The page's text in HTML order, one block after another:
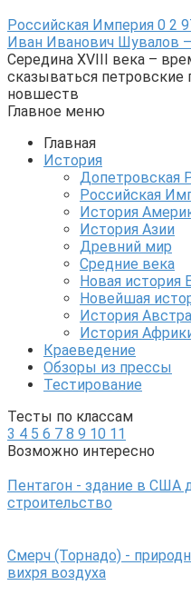
Российская Империя 0 2
Иван Иванович Шувалов
Середина XVIII века –
сказываться петровские
новшеств
Главное меню
Главная
История
Допетровская
Российская
История
История Азии
Древний мир
Средние века
Новая история
Новейшая
История
История
Краеведение
Обзоры из прессы
Тестирование
Тесты по классам
3 4 5 6 7 8 9 10 11
Возможно интересно
Пентагон - здание в США
строительство
Смерч (Торнадо) -
вихря воздуха